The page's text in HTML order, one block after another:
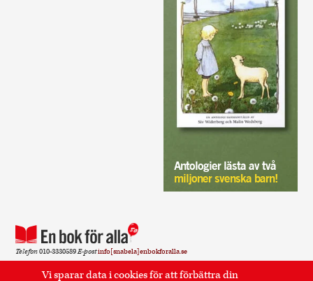
Vi sparar data i cookies för att förbättra din
Antologier lästa av två
miljoner svenska barn!
Telefon010-3330589E-postinfo[snabela]enbokforalla.se
Sidan använder cookies. Läs mer